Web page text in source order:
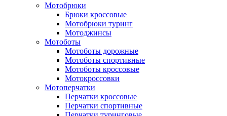
Мотобрюки
Брюки кроссовые
Мотобрюки туринг
Мотоджинсы
Мотоботы
Мотоботы дорожные
Мотоботы спортивные
Мотоботы кроссовые
Мотокроссовки
Мотоперчатки
Перчатки кроссовые
Перчатки спортивные